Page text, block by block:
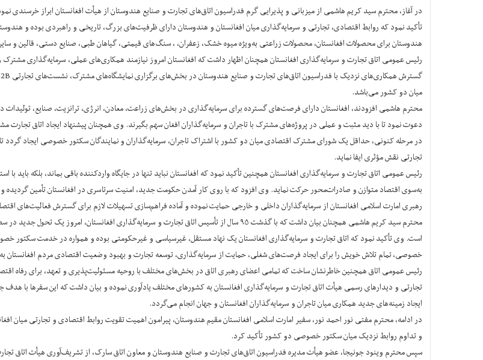
در آغاز، محترم سید کریم هاشمی از میزبانی و پذیرایی گرم فدراسیون اتاق‌های تجارت و صنایع هندوستان از هیأت افغانستان ابراز
تأکید نمود که روابط اقتصادی، تجارتی و سرمایه‌گذاری میان افغانستان و هندوستان دارای ظرفیت‌های بزرگ، تاریخی و راهبردی بوده و
هندوستان برای محصولات افغانستان، محصولات زراعتی به‌ویژه میوه خشک، زعفران، ، سنگ‌های قیمتی، گیاهان طبی، صنایع دستی، قالین و
رئیس عمومی اتاق تجارت و سرمایه‌گذاری افغانستان همچنان اظهار داشت که افغانستان امروز نیازمند همکاری‌های عملی، سرمایه‌گذاری
میان دو کشور می‌باشد.
محترم هاشمی افزودند، افغانستان دارای فرصت‌های گسترده برای سرمایه‌گذاری در بخش‌های زراعت، معادن، انرژی، ترانزیت، صنایع،
دعوت نمود تا با دید مثبت و عملی در پروژه‌های مشترک با تاجران و سرمایه‌گذاران افغان سهم بگیرند. وی همچنان پیشنهاد ایجاد اتاق
در مرحله کنونی، حداقل یک شورای مشترک اقتصادی میان دو کشور با اشتراک تاجران، سرمایه‌گذاران و نمایندگان سکتور خصوصی ایجاد
تجارتی نقش مؤثری ایفا نماید.
رئیس عمومی اتاق تجارت و سرمایه‌گذاری افغانستان همچنین تأکید نمود که افغانستان نباید تنها در جایگاه واردکننده باقی بماند، بلکه
به‌سوی اقتصاد متوازن و صادرات‌محور حرکت نماید. وی افزود که با روی کار آمدن حکومت جدید، امنیت سرتاسری در افغانستان تأمین
رهبری امارت اسلامی افغانستان از سرمایه‌گذاران داخلی و خارجی حمایت نموده و آماده فراهم‌سازی تسهیلات لازم برای گسترش فعالیت‌های
محترم سید کریم هاشمی همچنان بیان داشت که با گذشت ۹۵ سال از تأسیس اتاق تجارت و سرمایه‌گذاری
است. وی تأکید نمود که اتاق تجارت و سرمایه‌گذاری افغانستان یک نهاد مستقل، غیرسیاسی و غیرحکومتی بوده و همواره در خدمت سکتور
خصوصی، تمام تلاش خویش را برای ایجاد فرصت‌های شغلی، حمایت از سرمایه‌گذاری، توسعه تجارت و بهبود وضعیت اقتصادی مردم افغانستان
رئیس عمومی اتاق همچنین خاطرنشان ساخت که تمامی اعضای رهبری اتاق در بخش‌های مختلف با روحیه مسئولیت‌پذیری و تعهد، برای رفاه
تجارتی و دیدارهای رسمی هیأت اتاق تجارت و سرمایه‌گذاری افغانستان به کشورهای مختلف یادآوری نموده و بیان داشت که این سفرها با
ایجاد زمینه‌های جدید همکاری میان تاجران و سرمایه‌گذاران افغانستان و جهان انجام می‌گردد.
در ادامه، محترم مفتی نور احمد نور، سفیر امارت اسلامی افغانستان مقیم هندوستان، پیرامون اهمیت تقویت روابط اقتصادی و تجارتی
و تداوم روابط نزدیک میان سکتور خصوصی دو کشور تأکید کرد.
سپس محترم وینود جونیجا، عضو هیأت مدیره فدراسیون اتاق‌های تجارت و صنایع هندوستان و معاون اتاق سارک، از تشریف‌آوری هیأت اتاق